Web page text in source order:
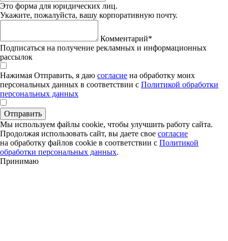
Это форма для юридических лиц.
Укажите, пожалуйста, вашу корпоративную почту.
Комментарий*
Подписаться на получение рекламных и информационных
рассылок
Нажимая Отправить, я даю согласие на обработку моих
персональных данных в соответствии с Политикой обработки
персональных данных
Отправить
Мы используем файлы cookie, чтобы улучшить работу сайта.
Продолжая использовать сайт, вы даете свое согласие
на обработку файлов cookie в соответствии с Политикой
обработки персональных данных.
Принимаю